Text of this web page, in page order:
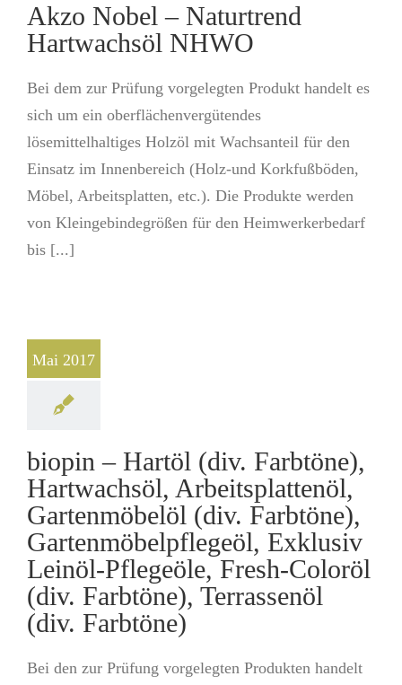
Akzo Nobel – Naturtrend
Hartwachsöl NHWO
Bei dem zur Prüfung vorgelegten Produkt handelt es
sich um ein oberflächenvergütendes
lösemittelhaltiges Holzöl mit Wachsanteil für den
Einsatz im Innenbereich (Holz-und Korkfußböden,
Möbel, Arbeitsplatten, etc.). Die Produkte werden
von Kleingebindegrößen für den Heimwerkerbedarf
bis [...]
Mai 2017
biopin – Hartöl (div. Farbtöne),
Hartwachsöl, Arbeitsplattenöl,
Gartenmöbelöl (div. Farbtöne),
Gartenmöbelpflegeöl, Exklusiv
Leinöl-Pflegeöle, Fresh-Coloröl
(div. Farbtöne), Terrassenöl
(div. Farbtöne)
Bei den zur Prüfung vorgelegten Produkten handelt